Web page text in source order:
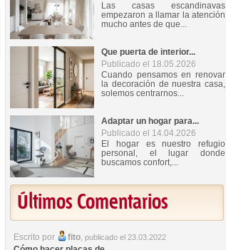
Las casas escandinavas
empezaron a llamar la atención
mucho antes de que...
Que puerta de interior...
Publicado el 18.05.2026
Cuando pensamos en renovar
la decoración de nuestra casa,
solemos centrarnos...
Adaptar un hogar para...
Publicado el 14.04.2026
El hogar es nuestro refugio
personal, el lugar donde
buscamos confort,...
Últimos Comentarios
Escrito por fito, publicado el 23.03.2022